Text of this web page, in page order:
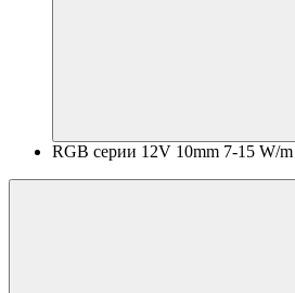
RGB серии 12V 10mm 7-15 W/